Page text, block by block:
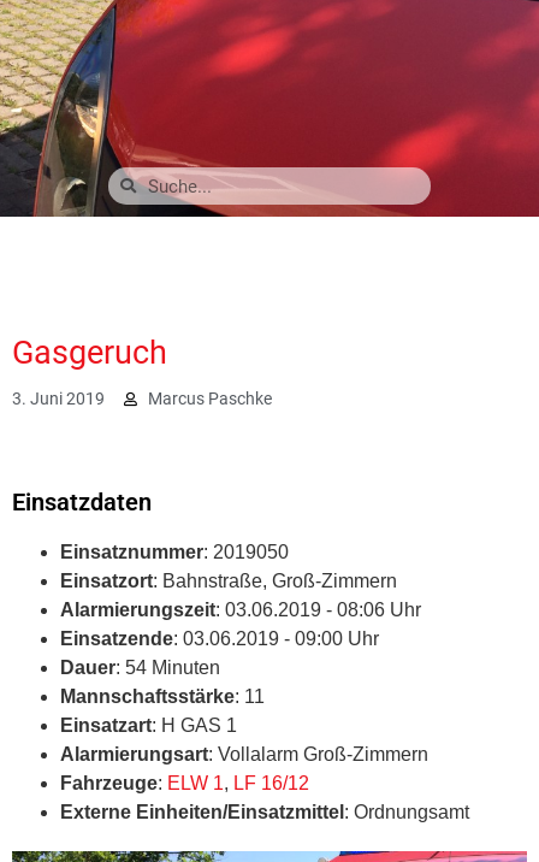
Gasgeruch
3. Juni 2019 Marcus Paschke
Einsatzdaten
Einsatznummer: 2019050
Einsatzort: Bahnstraße, Groß-Zimmern
Alarmierungszeit: 03.06.2019 - 08:06 Uhr
Einsatzende: 03.06.2019 - 09:00 Uhr
Dauer: 54 Minuten
Mannschaftsstärke: 11
Einsatzart: H GAS 1
Alarmierungsart: Vollalarm Groß-Zimmern
Fahrzeuge: ELW 1, LF 16/12
Externe Einheiten/Einsatzmittel : Ordnungsamt